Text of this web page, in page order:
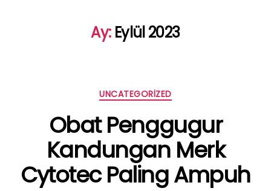
Ay: Eylül 2023
Kategoriler
UNCATEGORIZED
Obat Penggugur
Kandungan Merk
Cytotec Paling Ampuh